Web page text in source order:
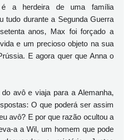
é a herdeira de uma família
tudo durante a Segunda Guerra
anos, Max foi forçado a
e um precioso objeto na sua
E agora quer que Anna o
avô e viaja para a Alemanha,
O que poderá ser assim
avô? E por que razão ocultou a
a a Wil, um homem que pode